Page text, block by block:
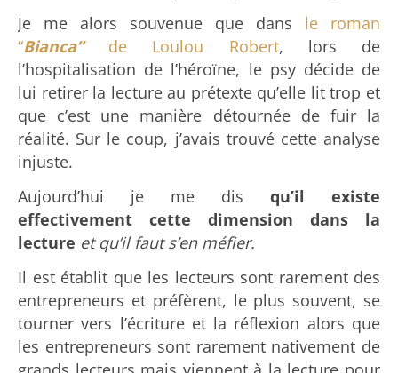
Je me alors souvenue que dans le roman
“Bianca”de Loulou Robert, lors de
l’hospitalisation de l’héroïne, le psy décide de
lui retirer la lecture au prétexte qu’elle lit trop et
que c’est une manière détournée de fuir la
réalité. Sur le coup, j’avais trouvé cette analyse
injuste.
Aujourd’hui je me dis qu’il existe
effectivement cette dimension dans la
lecture et qu’il faut s’en méfier.
Il est établit que les lecteurs sont rarement des
entrepreneurs et préfèrent, le plus souvent, se
tourner vers l’écriture et la réflexion alors que
les entrepreneurs sont rarement nativement de